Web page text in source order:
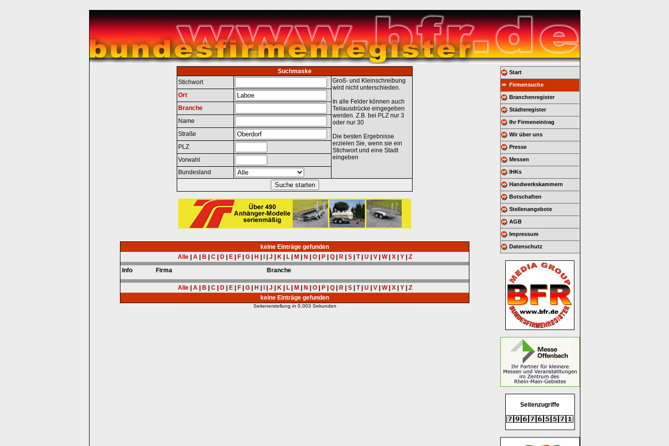
Suchmaske
Stichwort
Groß- und Kleinschreibung
wird nicht unterschieden.
In alle Felder können auch
Teilausdrücke eingegeben
werden. Z.B. bei PLZ nur 3
oder nur 30
Die besten Ergebnisse
erzielen Sie, wenn sie ein
Stichwort und eine Stadt
eingeben
Ort
Branche
Name
Straße
PLZ
Vorwahl
Bundesland
keine Einträge gefunden
Alle| A| B C| D| E| F| G| H J K| L| M N O| P| Q| R| S| T| U V| W| X| Y| Z
Info
Firma Branche
Alle| A| B C| D| E| F| G| H J K| L| M N O| P| Q| R| S| T| U V| W| X| Y| Z
keine Einträge gefunden
Seitenerstellung in 0.003 Sekunden
Start
Firmensuche
Branchenregister
Städteregister
Ihr Firmeneintrag
Wir über uns
Presse
Messen
IHKs
Handwerkskammern
Botschaften
Stellenangebote
AGB
Impressum
Datenschutz
Seitenzugriffe